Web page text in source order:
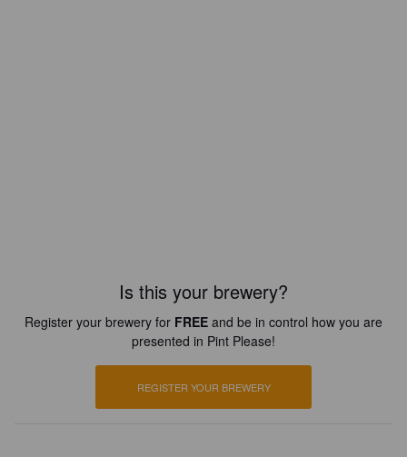
Is this your brewery?
Register your brewery for FREE and be in control how you are
presented in Pint Please!
REGISTER YOUR BREWERY